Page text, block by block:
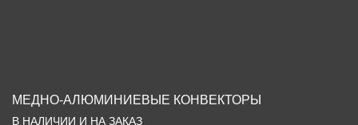
МЕДНО-АЛЮМИНИЕВЫЕ КОНВЕКТОРЫ
В НАЛИЧИИ И НА ЗАКАЗ